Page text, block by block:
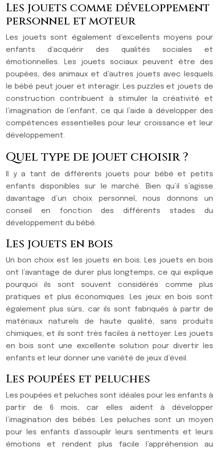
Les jouets comme développement
personnel et moteur
Les jouets sont également d’excellents moyens pour
enfants d’acquérir des qualités sociales et
émotionnelles. Les jouets sociaux peuvent être des
poupées, des animaux et d’autres jouets avec lesquels
le bébé peut jouer et interagir. Les puzzles et jouets de
construction contribuent à stimuler la créativité et
l’imagination de l’enfant, ce qui l’aide à développer des
compétences essentielles pour leur croissance et leur
développement.
Quel type de jouet choisir ?
Il y a tant de différents jouets pour bébé et petits
enfants disponibles sur le marché. Bien qu’il s’agisse
davantage d’un choix personnel, nous donnons un
conseil en fonction des différents stades du
développement du bébé.
Les jouets en bois
Un bon choix est les jouets en bois. Les jouets en bois
ont l’avantage de durer plus longtemps, ce qui explique
pourquoi ils sont souvent considérés comme plus
pratiques et plus économiques. Les jeux en bois sont
également plus sûrs, car ils sont fabriqués à partir de
matériaux naturels de haute qualité, sans produits
chimiques, et ils sont très faciles à nettoyer. Les jouets
en bois sont une excellente solution pour divertir les
enfants et leur donner une variété de jeux d’éveil.
Les poupées et peluches
Les poupées et peluches sont idéales pour les enfants à
partir de 6 mois, car elles aident à développer
l’imagination des bébés. Les peluches sont un moyen
pour les enfants d’assouplir leurs sentiments et leurs
émotions et rendent plus facile l’appréhension au